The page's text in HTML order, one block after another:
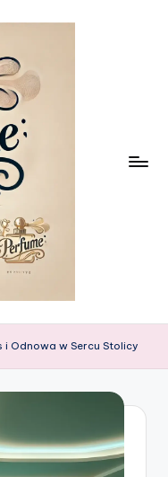
i Odnowa w Sercu Stolicy